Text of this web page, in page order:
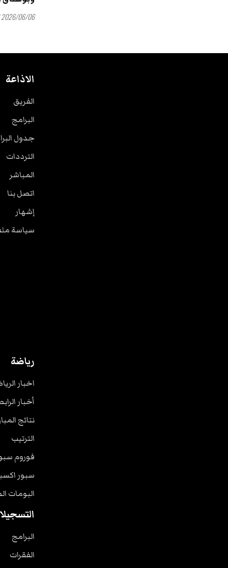
2026/06/06 17:42
الاذاعة
الفريق
البرامج
جدول
الترددات
المباشر
اتصل بنا
إشهار
سياسة
رياضة
اخبار
أخبار
نتائج
الترتيب
فوروم
سبور
البومات
البرامج
الفقرات